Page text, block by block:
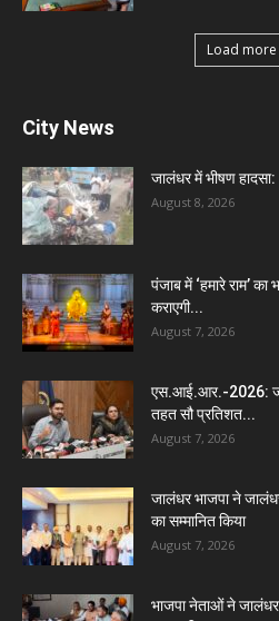
Load more
City News
जालंधर में भीषण
August 8, 2026
पंजाब में ‘हमारे राम’
कराएगी...
August 7, 2026
एस.आई.आर.-2026:
तहत सौ प्रतिशत...
August 7, 2026
जालंधर भाजपा ने
का सम्मानित किया
August 7, 2026
भाजपा नेताओं ने